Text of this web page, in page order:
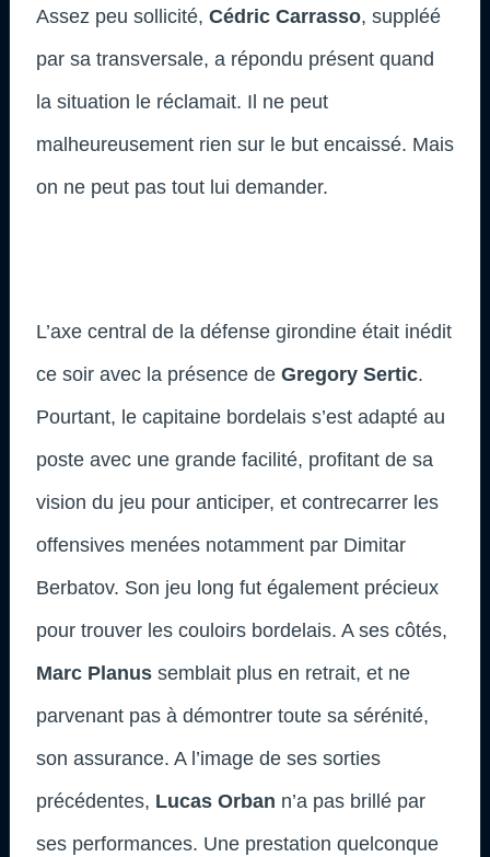
Assez peu sollicité, Cédric Carrasso, suppléé
par sa transversale, a répondu présent quand
la situation le réclamait. Il ne peut
malheureusement rien sur le but encaissé. Mais
on ne peut pas tout lui demander.
L’axe central de la défense girondine était inédit
ce soir avec la présence de Gregory Sertic.
Pourtant, le capitaine bordelais s’est adapté au
poste avec une grande facilité, profitant de sa
vision du jeu pour anticiper, et contrecarrer les
offensives menées notamment par Dimitar
Berbatov. Son jeu long fut également précieux
pour trouver les couloirs bordelais. A ses côtés,
Marc Planus semblait plus en retrait, et ne
parvenant pas à démontrer toute sa sérénité,
son assurance. A l’image de ses sorties
précédentes, Lucas Orban n’a pas brillé par
ses performances. Une prestation quelconque